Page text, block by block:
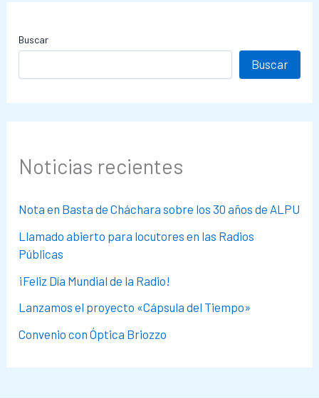
Buscar
Buscar
Noticias recientes
Nota en Basta de Cháchara sobre los 30 años de ALPU
Llamado abierto para locutores en las Radios
Públicas
¡Feliz Día Mundial de la Radio!
Lanzamos el proyecto «Cápsula del Tiempo»
Convenio con Óptica Briozzo